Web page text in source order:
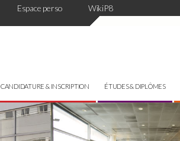
Espace perso WikiP8
CANDIDATURE & INSCRIPTION ÉTUDES & DIPLÔMES